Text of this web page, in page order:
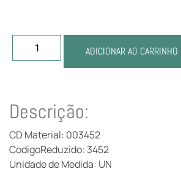
ADICIONAR AO CARRINHO
Descrição:
CD Material: 003452
CodigoReduzido: 3452
Unidade de Medida: UN